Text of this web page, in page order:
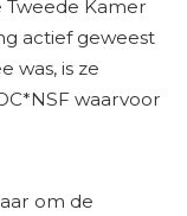
Kamer
actief geweest
was, is ze
waarvoor
om de